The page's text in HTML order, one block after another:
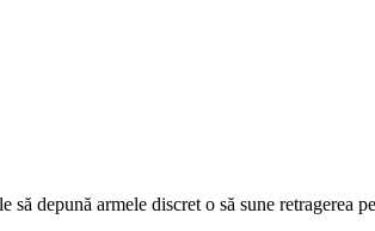
depună armele discret o să sune